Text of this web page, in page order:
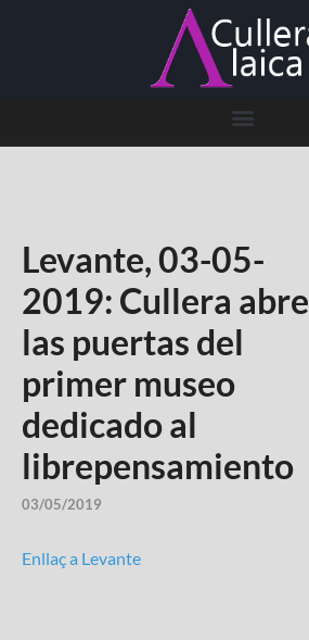
Levante, 03-05-
2019: Cullera abre
las puertas del
primer museo
dedicado al
librepensamiento
03/05/2019
Enllaç a Levante